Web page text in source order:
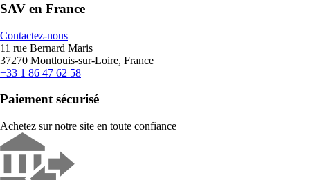
SAV en France
Contactez-nous
11 rue Bernard Maris
37270 Montlouis-sur-Loire, France
+33 1 86 47 62 58
Paiement sécurisé
Achetez sur notre site en toute confiance